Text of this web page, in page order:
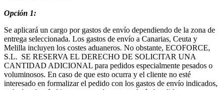
Opción 1:
Se aplicará un cargo por gastos de envío dependiendo de la zona de
entrega seleccionada. Los gastos de envío a Canarias, Ceuta y
Melilla incluyen los costes aduaneros. No obstante, ECOFORCE,
S.L. SE RESERVA EL DERECHO DE SOLICITAR UNA
CANTIDAD ADICIONAL para pedidos especialmente pesados o
voluminosos. En caso de que esto ocurra y el cliente no esté
interesado en formalizar el pedido con los gastos de envío indicados,